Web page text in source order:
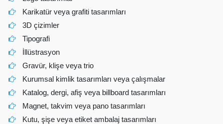
Karikatür veya grafiti tasarımları
3D çizimler
Tipografi
İllüstrasyon
Gravür, klişe veya trio
Kurumsal kimlik tasarımları veya çalışmalar
Katalog, dergi, afiş veya billboard tasarımları
Magnet, takvim veya pano tasarımları
Kutu, şişe veya etiket ambalaj tasarımları